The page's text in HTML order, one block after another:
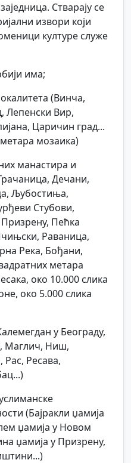
Стварају се
извори који
културе служе
има;
(Винча,
Лепенски Вир,
Царичин град...
мозаика)
манастира и
Дечани,
Љубостиња,
Стубови,
Пећка
Раваница,
Река, Бођани,
метара
око 10.000 слика
око 5.000 слика
у Београду,
Маглич, Ниш,
Ресава,
(Бајракли џамија
џамија у Новом
џамија у Призрену,